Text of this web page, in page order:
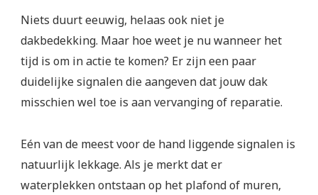
Niets duurt eeuwig, helaas ook niet je
dakbedekking. Maar hoe weet je nu wanneer het
tijd is om in actie te komen? Er zijn een paar
duidelijke signalen die aangeven dat jouw dak
misschien wel toe is aan vervanging of reparatie.
Eén van de meest voor de hand liggende signalen is
natuurlijk lekkage. Als je merkt dat er
waterplekken ontstaan op het plafond of muren,